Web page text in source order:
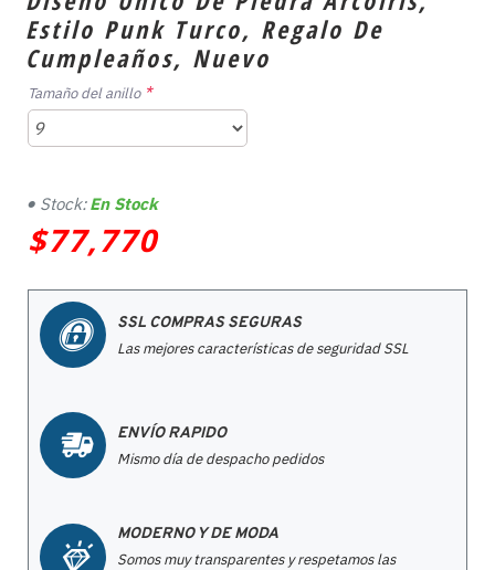
Estilo Punk Turco, Regalo De
Cumpleaños, Nuevo
$77,770
Stock: En Stock
Tamaño del anillo
SSL COMPRAS SEGURAS
Las mejores características de seguridad SSL
ENVÍO RAPIDO
Mismo día de despacho pedidos
MODERNO Y DE MODA
Somos muy transparentes y respetamos las